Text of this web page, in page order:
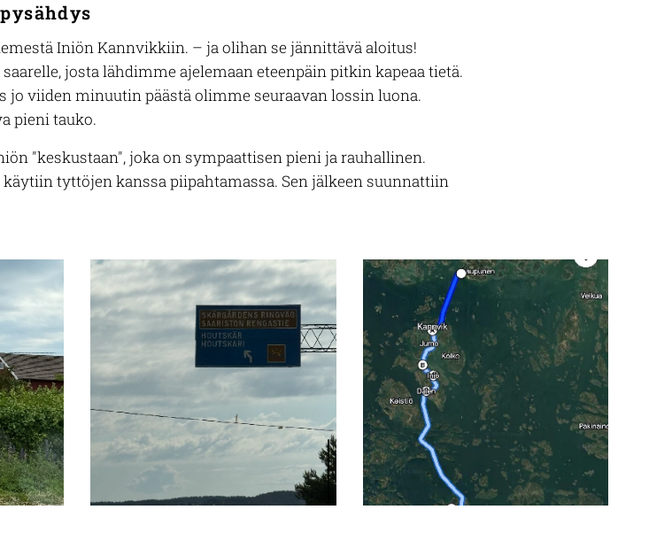
Iniön Kannvikkiin. – ja olihan se jännittävä aloitus!
josta lähdimme ajelemaan eteenpäin pitkin kapeaa tietä.
viiden minuutin päästä olimme seuraavan lossin luona.
pieni tauko.
"keskustaan", joka on sympaattisen pieni ja rauhallinen.
käytiin tyttöjen kanssa piipahtamassa. Sen jälkeen suunnattiin